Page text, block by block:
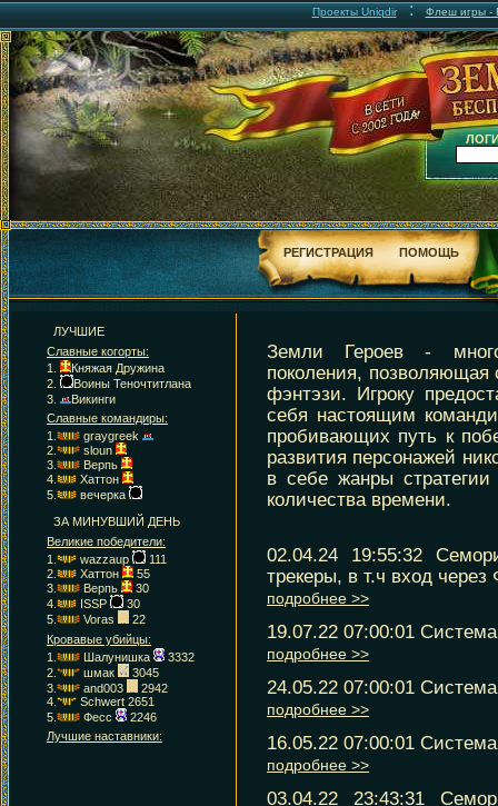
Проекты Uniqdir : Флеш игры -
РЕГИСТРАЦИЯ ПОМОЩЬ